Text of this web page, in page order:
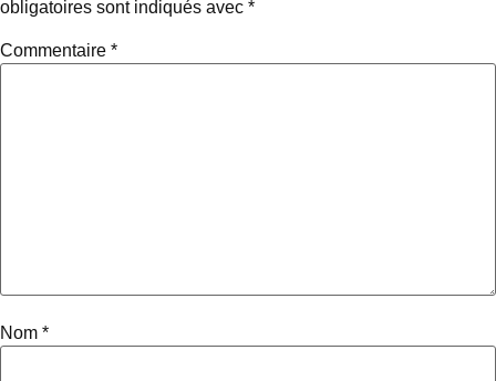
obligatoires sont indiqués avec *
Commentaire *
Nom *